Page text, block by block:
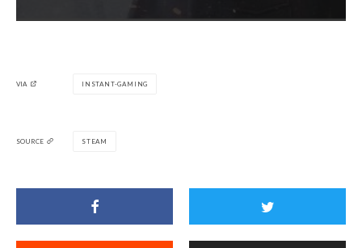
VIA INSTANT-GAMING
SOURCE STEAM